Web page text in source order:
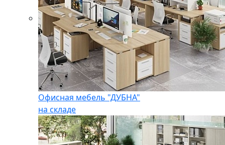
Офисная мебель "ДУБНА"
на складе